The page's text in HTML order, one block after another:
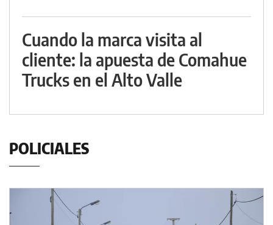
Cuando la marca visita al
cliente: la apuesta de Comahue
Trucks en el Alto Valle
POLICIALES